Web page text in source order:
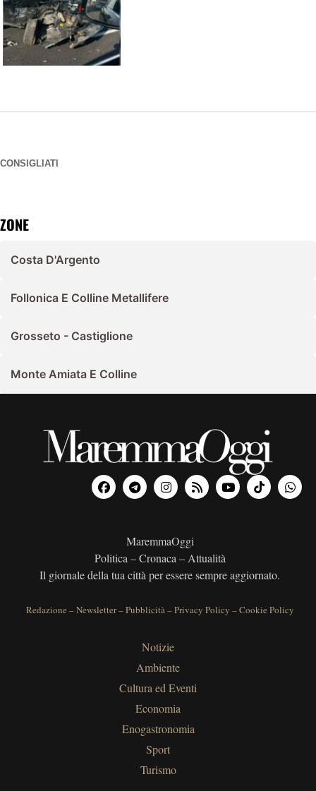
CONSIGLIATI
ZONE
Costa D'Argento
Follonica E Colline Metallifere
Grosseto - Castiglione
Monte Amiata E Colline
MaremmaOggi
Politica – Cronaca – Attualità
Il giornale della tua città per essere sempre aggiornato.
Redazione –Newsletter–Pubblicità–Privacy Policy –Cookie Policy
Notizie
Ambiente
Cultura ed Eventi
Economia
Enogastronomia
Sport
Turismo